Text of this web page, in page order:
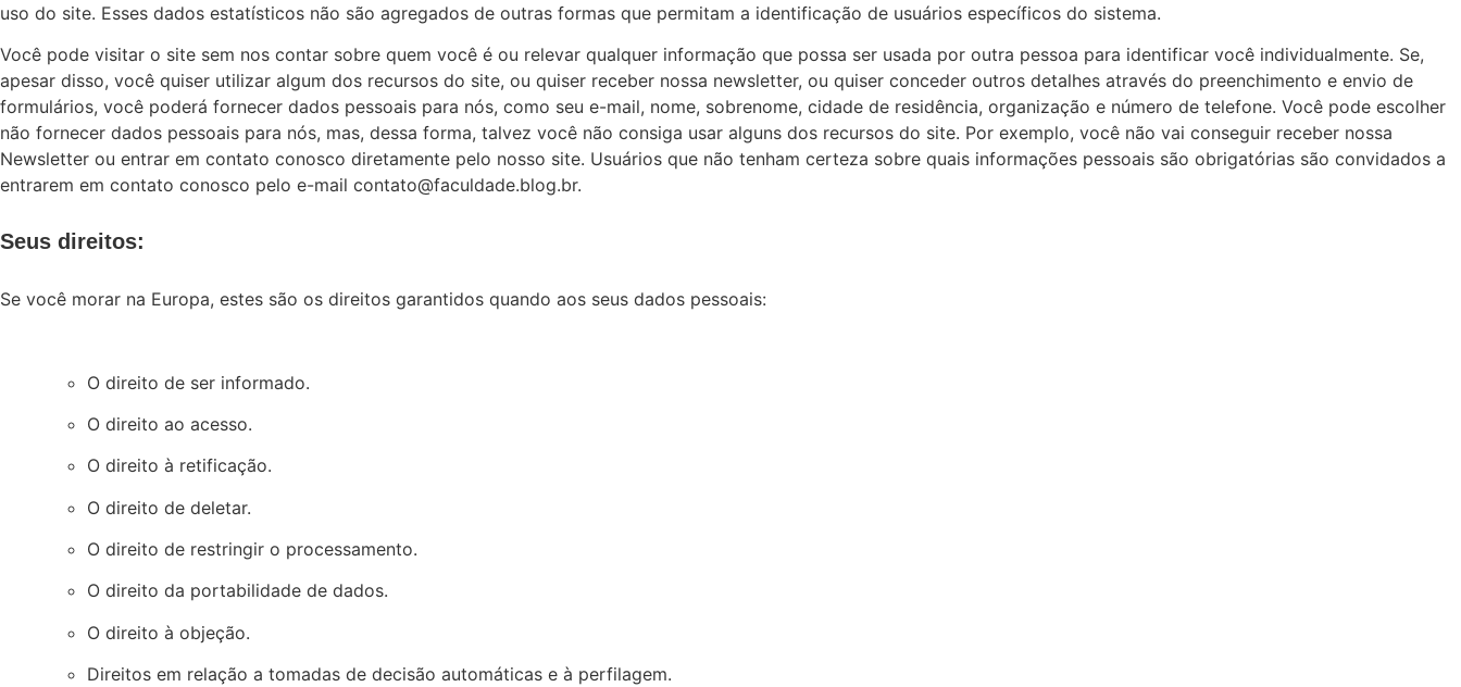
uso do site. Esses dados estatísticos não são agregados de outras formas que permitam a identificação de usuários específicos do sistema.
Você pode visitar o site sem nos contar sobre quem você é ou relevar qualquer informação que possa ser usada por outra pessoa para identificar você individualmente. Se,
apesar disso, você quiser utilizar algum dos recursos do site, ou quiser receber nossa newsletter, ou quiser conceder outros detalhes através do preenchimento e envio de
formulários, você poderá fornecer dados pessoais para nós, como seu e-mail, nome, sobrenome, cidade de residência, organização e número de telefone. Você pode escolher
não fornecer dados pessoais para nós, mas, dessa forma, talvez você não consiga usar alguns dos recursos do site. Por exemplo, você não vai conseguir receber nossa
Newsletter ou entrar em contato conosco diretamente pelo nosso site. Usuários que não tenham certeza sobre quais informações pessoais são obrigatórias são convidados a
entrarem em contato conosco pelo e-mail contato@faculdade.blog.br.
Seus direitos:
Se você morar na Europa, estes são os direitos garantidos quando aos seus dados pessoais:
O direito de ser informado.
O direito ao acesso.
O direito à retificação.
O direito de deletar.
O direito de restringir o processamento.
O direito da portabilidade de dados.
O direito à objeção.
Direitos em relação a tomadas de decisão automáticas e à perfilagem.